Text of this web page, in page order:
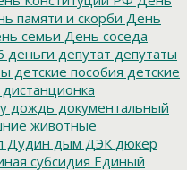
памяти и скорби День
семьи День соседа
деньги депутат депутаты
детские пособия детские
дистанционка
дождь документальный
животные
Дудин дым ДЭКдюкер
субсидия Единый